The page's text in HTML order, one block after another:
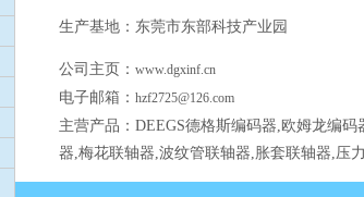
生产基地：东莞市东部科技产业园
公司主页： www.dgxinf.cn
电子邮箱： hzf2725@126.com
主营产品：DEEGS德格斯编码器,欧姆龙编
器,梅花联轴器,波纹管联轴器,胀套联轴器,压